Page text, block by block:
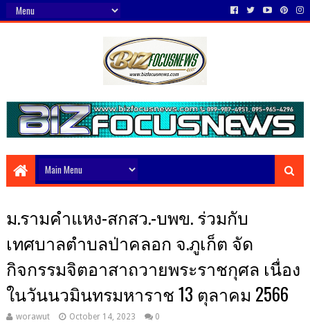
ม.รามคำแหง-สกสว.-บพข. ร่วมกับ
เทศบาลตำบลป่าคลอก จ.ภูเก็ต จัด
กิจกรรมจิตอาสาถวายพระราชกุศล เนื่อง
ในวันนวมินทรมหาราช 13 ตุลาคม 2566
worawut October 14, 2023 0